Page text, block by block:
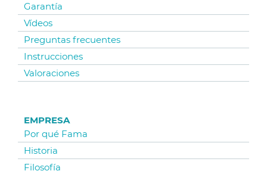
Garantía
Vídeos
Preguntas frecuentes
Instrucciones
Valoraciones
EMPRESA
Por qué Fama
Historia
Filosofía